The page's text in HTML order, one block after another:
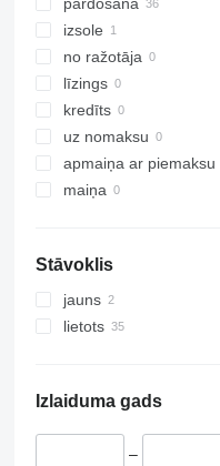
pārdošana
izsole
no ražotāja
līzings
kredīts
uz nomaksu
apmaiņa ar piemaksu
maiņa
Stāvoklis
jauns
lietots
Izlaiduma gads
–